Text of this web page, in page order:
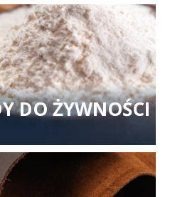
DO ŻYWNOŚCI